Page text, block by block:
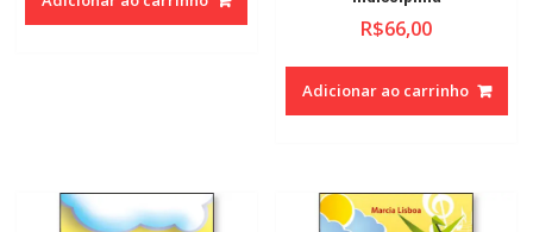
R$66,00
Adicionar ao carrinho